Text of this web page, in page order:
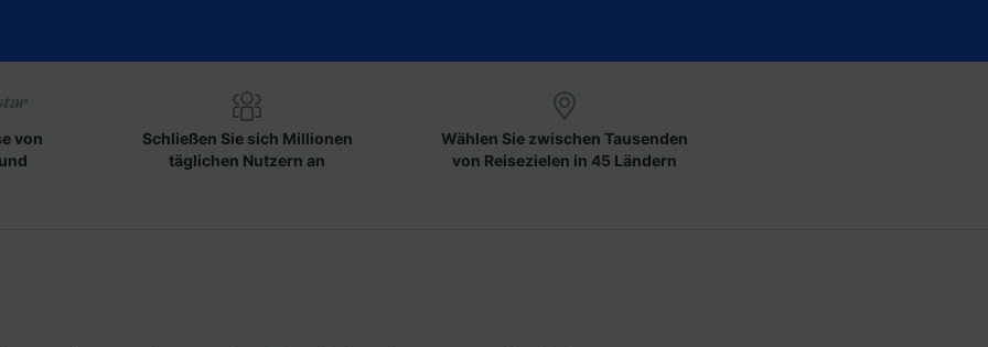
von
Schließen Sie sich Millionen
täglichen Nutzern an
Wählen Sie zwischen Tausenden
von Reisezielen in 45 Ländern